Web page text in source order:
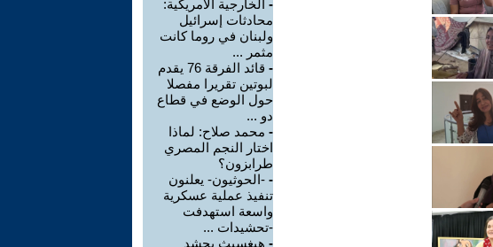
- الخارجية الأمريكية:
محادثات إسرائيل
ولبنان في روما كانت
مثمر ...
-
قائد الفرقة 76 يقدم
لبوتين تقريرا مفصلا
حول الوضع في قطاع
دو ...
- محمد صلاح: لماذا
اختار النجم المصري
طرابزون؟
- -الحوثيون- يعلنون
تنفيذ عملية عسكرية
واسعة استهدفت
-تحشيدات ...
- هيغسيث يحشد